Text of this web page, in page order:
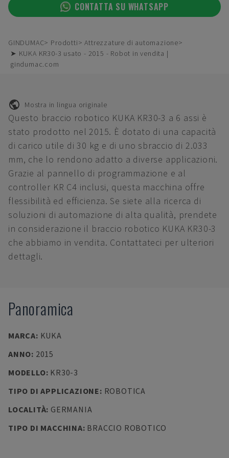
CONTATTA SU WHATSAPP
GINDUMAC Prodotti
Attrezzature di automazione
➤ KUKA KR30-3 usato - 2015 - Robot in vendita |
gindumac.com
Mostra in lingua originale
Questo braccio robotico KUKA KR30-3 a 6 assi è
stato prodotto nel 2015. È dotato di una capacità
di carico utile di 30 kg e di uno sbraccio di 2.033
mm, che lo rendono adatto a diverse applicazioni.
Grazie al pannello di programmazione e al
controller KR C4 inclusi, questa macchina offre
flessibilità ed efficienza. Se siete alla ricerca di
soluzioni di automazione di alta qualità, prendete
in considerazione il braccio robotico KUKA KR30-3
che abbiamo in vendita. Contattateci per ulteriori
dettagli.
Panoramica
MARCA: KUKA
ANNO: 2015
MODELLO: KR30-3
TIPO DI APPLICAZIONE: ROBOTICA
LOCALITÀ: GERMANIA
TIPO DI MACCHINA: BRACCIO ROBOTICO